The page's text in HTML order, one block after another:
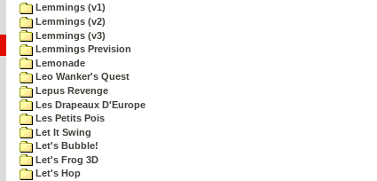
Lemmings (v1)
Lemmings (v2)
Lemmings (v3)
Lemmings Prevision
Lemonade
Leo Wanker's Quest
Lepus Revenge
Les Drapeaux D'Europe
Les Petits Pois
Let It Swing
Let's Bubble!
Let's Frog 3D
Let's Hop